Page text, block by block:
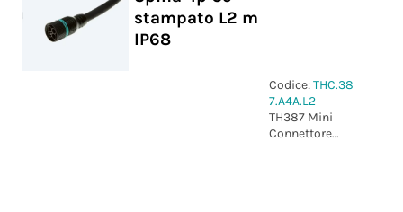
stampato L2 m
IP68
Codice:THC.38
7.A4A.L2
TH387 Mini
Connettore